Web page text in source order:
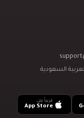
السعودية
قريباً على
App Store